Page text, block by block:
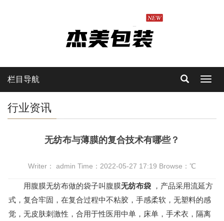
栏目导航
行业资讯
无纺布与薄膜的复合技术有哪些？
Writer： admin Time：2022-05-27 17:19 Browse： ℃
用腹膜无纺布做的袋子叫腹膜无纺布袋 ，产品采用流延方
式，复合牢固，在复合过程中不粘胶，手感柔软，无塑料的感
觉，无皮肤刺激性，合用于性医用中单，床单，手术衣，隔离